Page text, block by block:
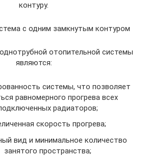
контуру.
с одним замкнутым контуром
отопительной системы
являются:
системы, что позволяет
равномерного прогрева всех
радиаторов;
скорость прогрева;
вид и минимальное количество
занятого пространства;